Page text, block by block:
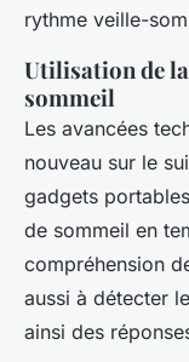
rythme veille-
Utilisation de
sommeil
Les avancées
nouveau sur le
gadgets
de sommeil en
compréhension
aussi à détecter
ainsi des